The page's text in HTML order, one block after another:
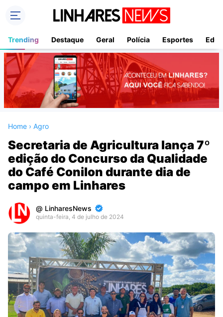
Trending Destaque Geral Polícia Esportes
Home › Agro
Secretaria de Agricultura lança 7º
edição do Concurso da Qualidade
do Café Conilon durante dia de
campo em Linhares
LinharesNews
quinta-feira, 4 de julho de 2024
Premium
By
Raushan
Design
With
Shroff
Templates